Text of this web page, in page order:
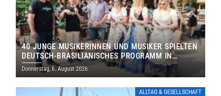
40 JUNGE MUSIKERINNEN UND MUSIKER SPIELTEN
DEUTSCH-BRASILIANISCHES PROGRAMM IN
THOLEY
Donnerstag, 6. August 2026
ALLTAG & GESELLSCHAFT